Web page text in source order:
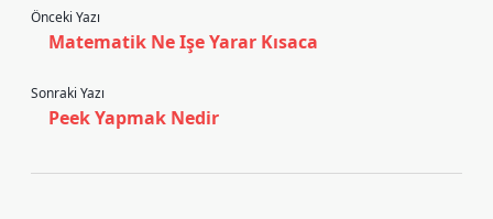
Önceki Yazı
Matematik Ne Işe Yarar Kısaca
Sonraki Yazı
Peek Yapmak Nedir